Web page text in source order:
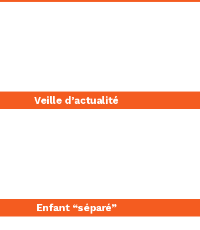
Veille d’actualité
Enfant “séparé​”